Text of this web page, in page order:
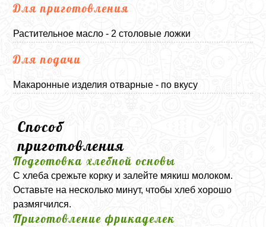
Для приготовления
Растительное масло - 2 столовые ложки
Для подачи
Макаронные изделия отварные - по вкусу
Способ
приготовления
Подготовка хлебной основы
С хлеба срежьте корку и залейте мякиш молоком.
Оставьте на несколько минут, чтобы хлеб хорошо
размягчился.
Приготовление фрикаделек